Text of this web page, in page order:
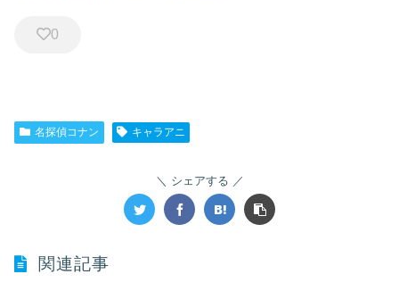
0
名探偵コナン キャラアニ
シェアする
関連記事